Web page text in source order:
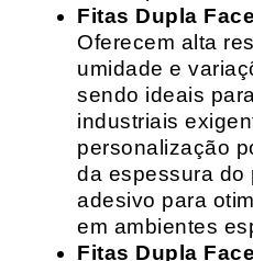
Fitas Dupla
Oferecem alta
umidade e
sendo ideais
industriais
personalização
da espessura do
adesivo para
em ambientes
Fitas Dupla